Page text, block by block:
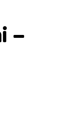
–